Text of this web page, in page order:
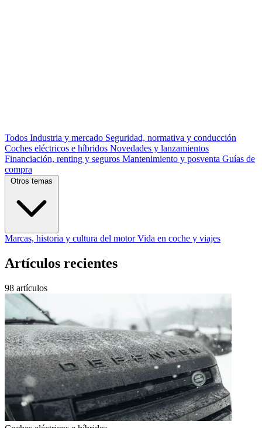
Todos Industria y mercado Seguridad, normativa y conducción
Coches eléctricos e híbridos Novedades y lanzamientos
Financiación, renting y seguros Mantenimiento y posventa Guías de
compra
Otros temas
Marcas, historia y cultura del motorVida en coche y viajes
Artículos recientes
98 artículos